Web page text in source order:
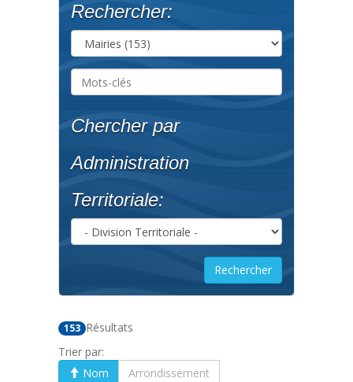
Rechercher:
Chercher par
Administration
Territoriale:
153 Résultats
Trier par:
Nom
Arrondissement